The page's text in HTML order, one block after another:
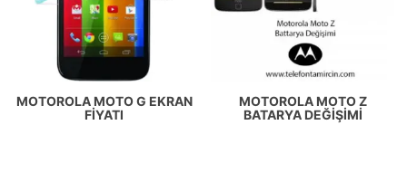
MOTOROLA MOTO G EKRAN
FIYATI
MOTOROLA MOTO Z
BATARYA DEĞIŞIMI